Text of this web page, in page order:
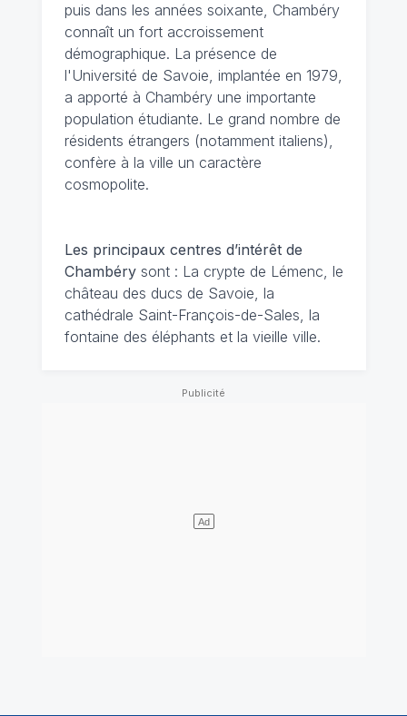
puis dans les années soixante, Chambéry
connaît un fort accroissement
démographique. La présence de
l'Université de Savoie, implantée en 1979,
a apporté à Chambéry une importante
population étudiante. Le grand nombre de
résidents étrangers (notamment italiens),
confère à la ville un caractère
cosmopolite.
Les principaux centres d’intérêt de
Chambérysont : La crypte de Lémenc, le
château des ducs de Savoie, la
cathédrale Saint-François-de-Sales, la
fontaine des éléphants et la vieille ville.